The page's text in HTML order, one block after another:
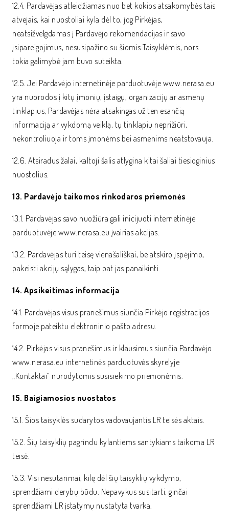
12.4. Pardavėjas atleidžiamas nuo bet kokios atsakomybės tais
atvejais, kai nuostoliai kyla dėl to, jog Pirkėjas,
neatsižvelgdamas į Pardavėjo rekomendacijas ir savo
įsipareigojimus, nesusipažino su šiomis Taisyklėmis, nors
tokia galimybė jam buvo suteikta.
12.5. Jei Pardavėjo internetinėje parduotuvėje www.nerasa.eu
yra nuorodos į kitų įmonių, įstaigų, organizacijų ar asmenų
tinklapius, Pardavėjas nėra atsakingas už ten esančią
informaciją ar vykdomą veiklą, tų tinklapių neprižiūri,
nekontroliuoja ir toms įmonėms bei asmenims neatstovauja.
12.6. Atsiradus žalai, kaltoji šalis atlygina kitai šaliai tiesioginius
nuostolius.
13. Pardavėjo taikomos rinkodaros priemonės
13.1. Pardavėjas savo nuožiūra gali inicijuoti internetinėje
parduotuvėje www.nerasa.eu įvairias akcijas.
13.2. Pardavėjas turi teisę vienašališkai, be atskiro įspėjimo,
pakeisti akcijų sąlygas, taip pat jas panaikinti.
14. Apsikeitimas informacija
14.1. Pardavėjas visus pranešimus siunčia Pirkėjo registracijos
formoje pateiktu elektroninio pašto adresu.
14.2. Pirkėjas visus pranešimus ir klausimus siunčia Pardavėjo
www.nerasa.eu internetinės parduotuvės skyrelyje
„Kontaktai“ nurodytomis susisiekimo priemonėmis.
15. Baigiamosios nuostatos
15.1. Šios taisyklės sudarytos vadovaujantis LR teisės aktais.
15.2. Šių taisyklių pagrindu kylantiems santykiams taikoma LR
teisė.
15.3. Visi nesutarimai, kilę dėl šių taisyklių vykdymo,
sprendžiami derybų būdu. Nepavykus susitarti, ginčai
sprendžiami LR įstatymų nustatyta tvarka.